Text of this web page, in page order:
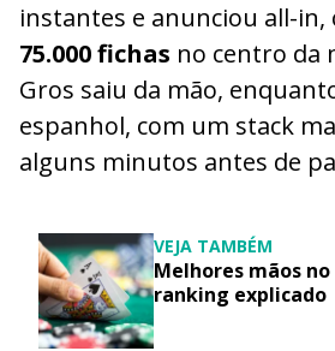
instantes e anunciou all-in,
75.000 fichas no centro da
Gros saiu da mão,
espanhol, com um stack
alguns minutos antes de
VEJA TAMBÉM
Melhores mãos
ranking explicado